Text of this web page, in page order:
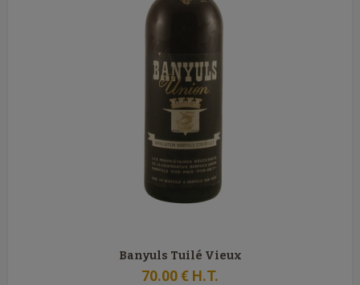
Banyuls Tuilé Vieux
70.00€ H.T.